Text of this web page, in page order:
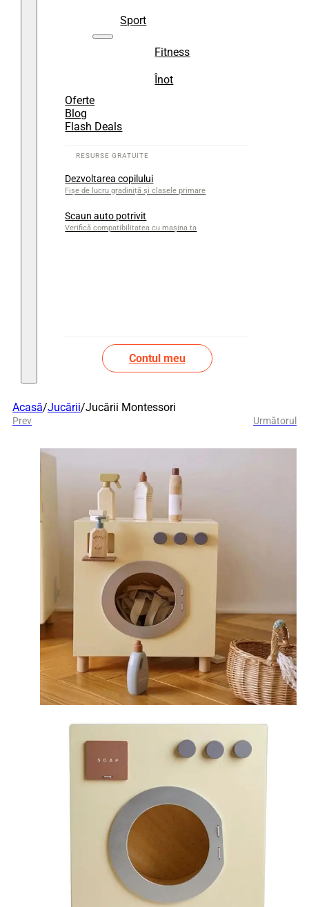
Sport
Fitness
Înot
Oferte
Blog
Flash Deals
Dezvoltarea copilului
Fișe de lucru gradiniță și clasele primare
Scaun auto potrivit
Verifică compatibilitatea cu mașina ta
Contul meu
Acasă/Jucării/Jucării Montessori
Prev Următorul